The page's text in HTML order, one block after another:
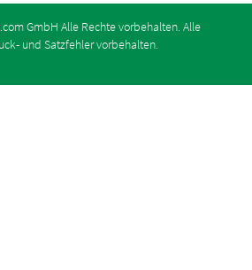
GmbH Alle Rechte vorbehalten. Alle
und Satzfehler vorbehalten.